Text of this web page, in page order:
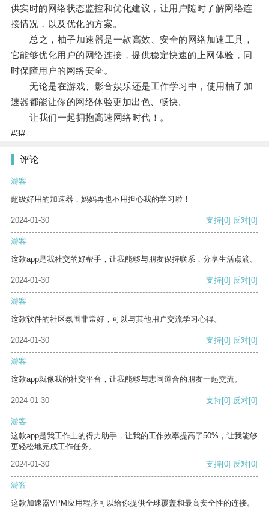
供实时的网络状态监控和优化建议，让用户随时了解网络连
接情况，以及优化的方案。
总之，柚子加速器是一款高效、安全的网络加速工具，
它能够优化用户的网络连接，提供稳定快速的上网体验，同
时保障用户的网络安全。
无论是在游戏、影音娱乐还是工作学习中，使用柚子加
速器都能让你的网络体验更加出色、畅快。
让我们一起拥抱高速网络时代！。
#3#
评论
游客
超级好用的加速器，妈妈再也不用担心我的学习啦！
2024-01-30 支持[0] 反对[0]
游客
这款app是我社交的好帮手，让我能够与朋友保持联系，分享生活点滴。
2024-01-30 支持[0] 反对[0]
游客
这款软件的社区氛围非常好，可以与其他用户交流学习心得。
2024-01-30 支持[0] 反对[0]
游客
这款app就像我的社交平台，让我能够与志同道合的朋友一起交流。
2024-01-30 支持[0] 反对[0]
游客
这款app是我工作上的得力助手，让我的工作效率提高了50%，让我能够
更轻松地完成工作任务。
2024-01-30
支持[0] 反对[0]
游客
这款加速器VPM应用程序可以给你提供全球覆盖和最高安全性的连接。